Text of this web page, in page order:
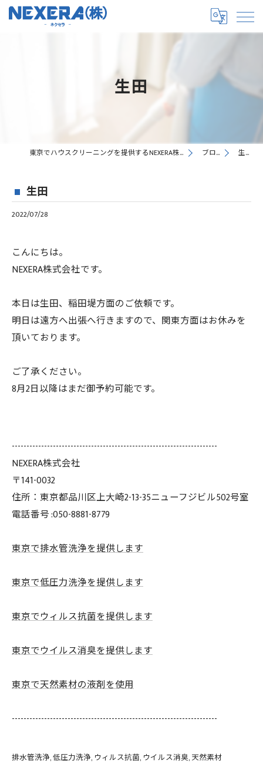
生田
東京でハウスクリーニングを提供するNEXERA株式会社 ブログ 生田
生田
2022/07/28
こんにちは。
NEXERA株式会社です。
本日は生田、稲田堤方面のご依頼です。
明日は遠方へ出張へ行きますので、関東方面はお休みを
頂いております。
ご了承ください。
8月2日以降はまだ御予約可能です。
----------------------------------------------------------------------
NEXERA株式会社
〒141-0032
住所：東京都品川区上大崎2-13-35ニューフジビル502号室
電話番号 :050-8881-8779
東京で排水管洗浄を提供します
東京で低圧力洗浄を提供します
東京でウィルス抗菌を提供します
東京でウイルス消臭を提供します
東京で天然素材の液剤を使用
----------------------------------------------------------------------
排水管洗浄 低圧力洗浄 ウィルス抗菌 ウイルス消臭 天然素材